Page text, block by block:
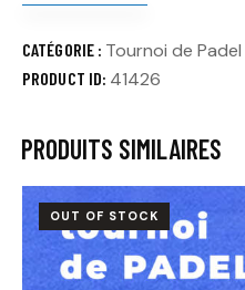
CATÉGORIE : Tournoi de Padel
PRODUCT ID: 41426
PRODUITS SIMILAIRES
OUT OF STOCK